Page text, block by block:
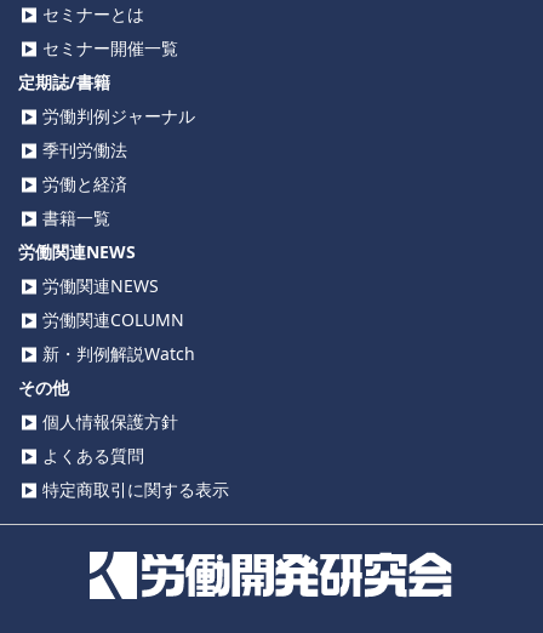
セミナーとは
セミナー開催一覧
定期誌/書籍
労働判例ジャーナル
季刊労働法
労働と経済
書籍一覧
労働関連NEWS
労働関連NEWS
労働関連COLUMN
新・判例解説Watch
その他
個人情報保護方針
よくある質問
特定商取引に関する表示